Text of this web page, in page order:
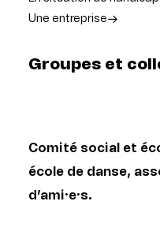
Une entreprise
Groupes et
Comité social et
école de danse,
d’ami·e·s.